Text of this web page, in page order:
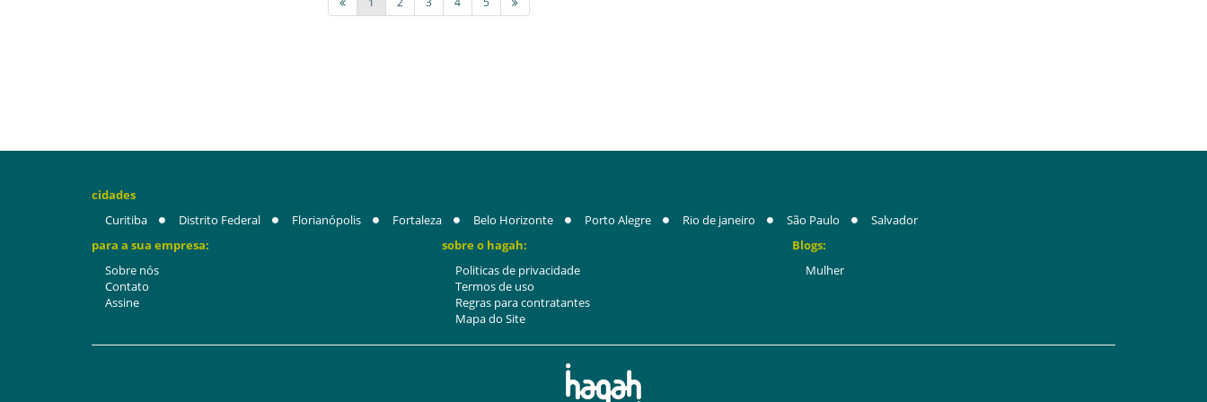
cidades
Curitiba
Distrito Federal Florianópolis Fortaleza Belo Horizonte Porto Alegre Rio de janeiro São Paulo
Salvador
para a sua empresa:
Sobre nós
Contato
Assine
sobre o hagah:
Politicas de privacidade
Termos de uso
Regras para contratantes
Mapa do Site
Blogs:
Mulher